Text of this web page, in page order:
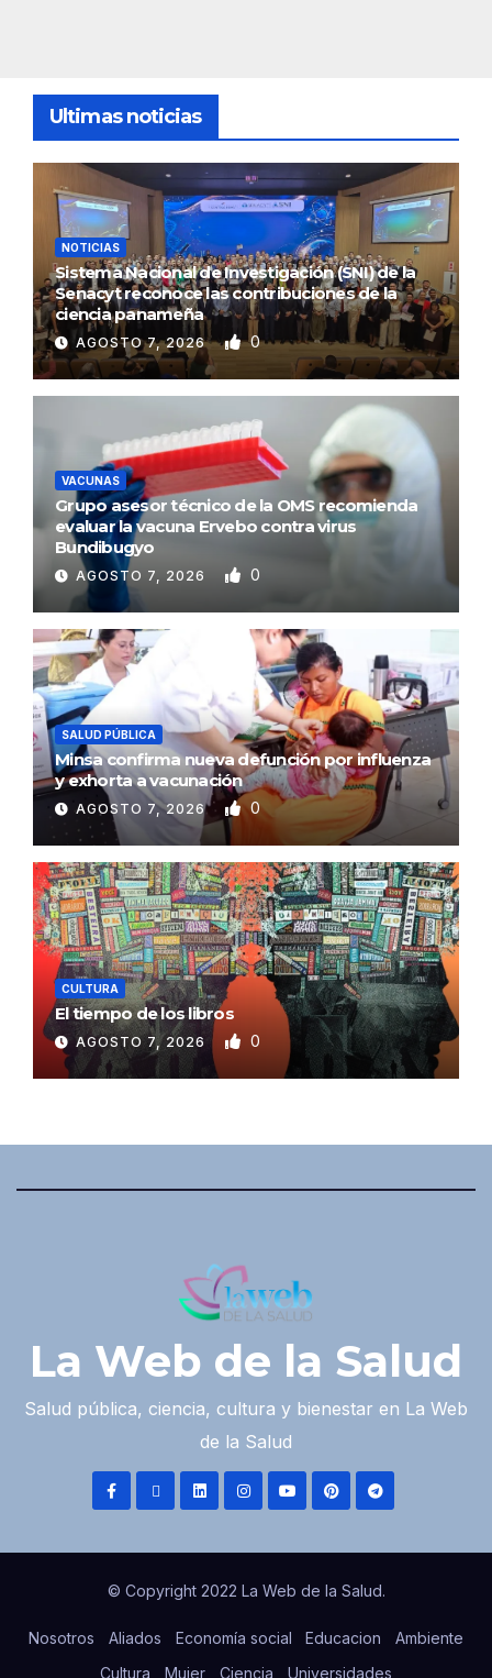
Ultimas noticias
NOTICIAS
Sistema Nacional de Investigación (SNI) de la
Senacyt reconoce las contribuciones de la
ciencia panameña
AGOSTO 7, 2026 0
VACUNAS
Grupo asesor técnico de la OMS recomienda
evaluar la vacuna Ervebo contra virus
Bundibugyo
AGOSTO 7, 2026 0
SALUD PÚBLICA
Minsa confirma nueva defunción por influenza
y exhorta a vacunación
AGOSTO 7, 2026 0
CULTURA
El tiempo de los libros
AGOSTO 7, 2026 0
La Web de la Salud
Salud pública, ciencia, cultura y bienestar en La Web
de la Salud
© Copyright 2022 La Web de la Salud.
Nosotros Aliados Economía social Educacion
Ambiente
Cultura
Mujer Ciencia Universidades